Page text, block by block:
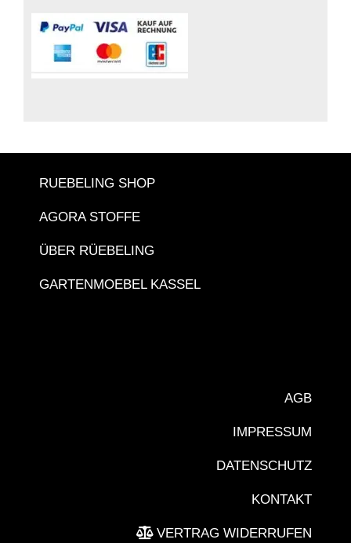
RUEBELING SHOP
AGORA STOFFE
ÜBER RÜEBELING
GARTENMOEBEL KASSEL
AGB
IMPRESSUM
DATENSCHUTZ
KONTAKT
VERTRAG WIDERRUFEN